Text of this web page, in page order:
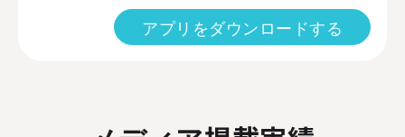
アプリをダウンロードする